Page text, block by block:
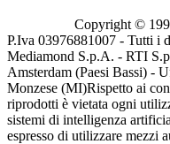
Copyright ©
P.Iva 03976881007 - Tutti i
Mediamond S.p.A. - RTI
Amsterdam (Paesi Bassi) -
Monzese (MI)Rispetto ai
riprodotti è vietata ogni
sistemi di intelligenza
espresso di utilizzare mezzi